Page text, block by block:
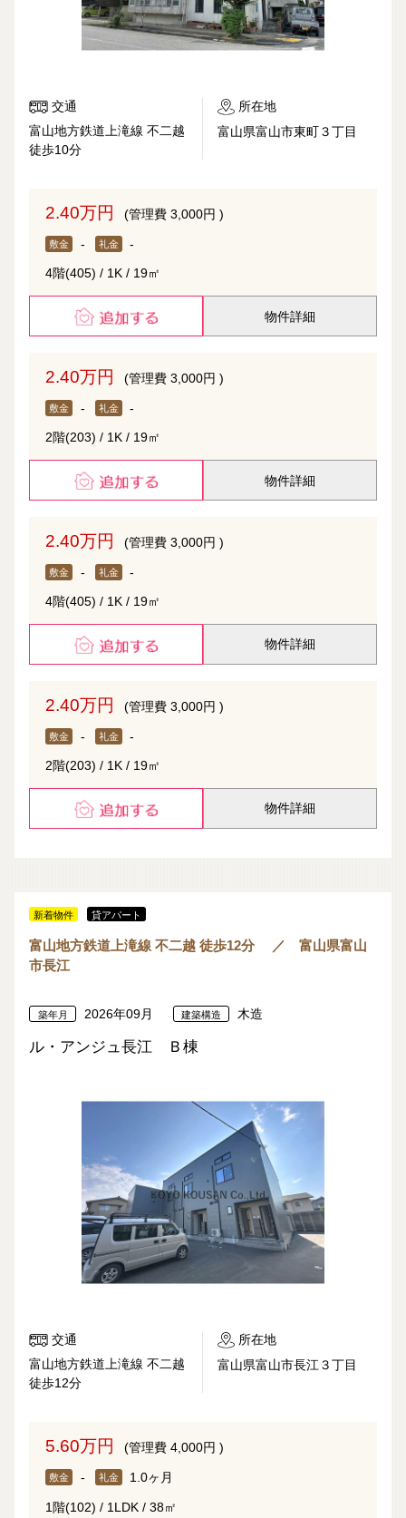
交通
富山地方鉄道上滝線 不二越
徒歩10分
所在地
富山県富山市東町３丁目
2.40万円 (管理費 3,000円 )
敷金 - 礼金 -
4階(405) / 1K / 19㎡
物件詳細
2.40万円 (管理費 3,000円 )
敷金 - 礼金 -
2階(203) / 1K / 19㎡
物件詳細
2.40万円 (管理費 3,000円 )
敷金 - 礼金 -
4階(405) / 1K / 19㎡
物件詳細
2.40万円 (管理費 3,000円 )
敷金 - 礼金 -
2階(203) / 1K / 19㎡
物件詳細
新着物件 貸アパート
富山地方鉄道上滝線 不二越 徒歩12分 ／ 富山県富山
市長江
築年月 2026年09月 建築構造 木造
ル・アンジュ長江 Ｂ棟
交通
富山地方鉄道上滝線 不二越
徒歩12分
所在地
富山県富山市長江３丁目
5.60万円 (管理費 4,000円 )
敷金 - 礼金 1.0ヶ月
1階(102) / 1LDK / 38㎡